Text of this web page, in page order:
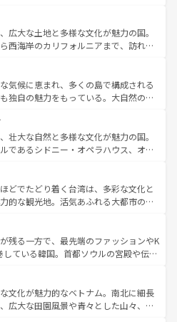
ほしい。
る町や、スイスならではのユニークな
プス観光だけでなく町歩きも満喫する
の所得が高いため物価も高いが、旅行
を楽しむこともできる。 なお、新
コンテンツ一覧 を参照してほしい。
広大な土地と多様な文化が魅力の国。
西海岸のカリフォルニアまで、訪れる
、観光、ショッピング、エンターテイ
刺激的なスポットだ。一方、アメリカ
がり、グランドキャニオンやイエロー
ズでは、音楽と美食が融合した独特の
はアメリカの各地域で異なる魅力を楽
様性と豊かな歴史を感じることができ
。 なお、新着のアメリカ
覧を参照してほしい。
気候に恵まれ、多くの島で構成される
独自の魅力をもっている。大自然の神
。また、定番の観光地といえばオアフ
を求めるならマウイ島やカウアイ島が
ドグリーンに輝く海をはじめ、豊かな
で訪れる人々を迎えてくれるハワイの
カルフードやハワイアンミュージッ
ンスなど、すべてがハワイの魅力を彩
なお、新着のハワイ情報
を参照してほしい。
壮大な自然と多様な文化が魅力の国。
であるシドニー・オペラハウス、オー
央部にそびえるウルル（エアーズロッ
美しい原生林やケアンズの熱帯雨林な
さん。また、カフェやワイン、オージ
ィも充実しており、サーフィンやダイ
など、アウトドア好きにはたまらな
の多彩な魅力を存分に味わいつくそ
どでたどり着く台湾は、多彩な文化と
的な観光地。活気あふれる大都市の台
地帯である台湾東部など、都市の喧騒
存しており、訪れる人に新しい発見と
れる。また、奥深い台湾の食文化も魅
スイーツなど、バラエティ豊かな料理
る。 なお、新着の台湾情報は コンテンツ一覧を参
残る一方で、最先端のファッションやK
ている韓国。首都ソウルの宮殿や伝統
せば四季折々の自然美を楽しむことが
ムチや焼肉、絶品のストリートフード
国料理が待っている。夜には、韓国な
文化が魅力的なベトナム。南北に細長
広大な田園風景や青々とした山々、世